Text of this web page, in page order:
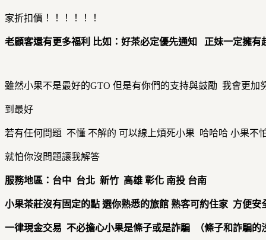
家折扣價！！！！！！
老顧客還有更多福利 比如：好茶必定優先通知 正妹一定擁有
雖然小果不是最好的GTO 但是有你們的支持與鼓勵 我會更加
到最好
若有任何問題 不懂 不解的 可以線上煩死小果 哈哈哈 小果不
就怕你沒問題讓我解答
服務地區：台中 台北 新竹 高雄 彰化 南投 台南
小果茶莊沒有固定的點 選你熟悉的旅館 熟客可約住家 方便安
一律現金交易 不必擔心小果是條子或是詐騙 （條子和詐騙的